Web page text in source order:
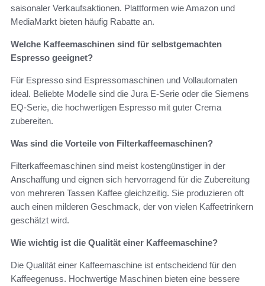
saisonaler Verkaufsaktionen. Plattformen wie Amazon und
MediaMarkt bieten häufig Rabatte an.
Welche Kaffeemaschinen sind für selbstgemachten
Espresso geeignet?
Für Espresso sind Espressomaschinen und Vollautomaten
ideal. Beliebte Modelle sind die Jura E-Serie oder die Siemens
EQ-Serie, die hochwertigen Espresso mit guter Crema
zubereiten.
Was sind die Vorteile von Filterkaffeemaschinen?
Filterkaffeemaschinen sind meist kostengünstiger in der
Anschaffung und eignen sich hervorragend für die Zubereitung
von mehreren Tassen Kaffee gleichzeitig. Sie produzieren oft
auch einen milderen Geschmack, der von vielen Kaffeetrinkern
geschätzt wird.
Wie wichtig ist die Qualität einer Kaffeemaschine?
Die Qualität einer Kaffeemaschine ist entscheidend für den
Kaffeegenuss. Hochwertige Maschinen bieten eine bessere